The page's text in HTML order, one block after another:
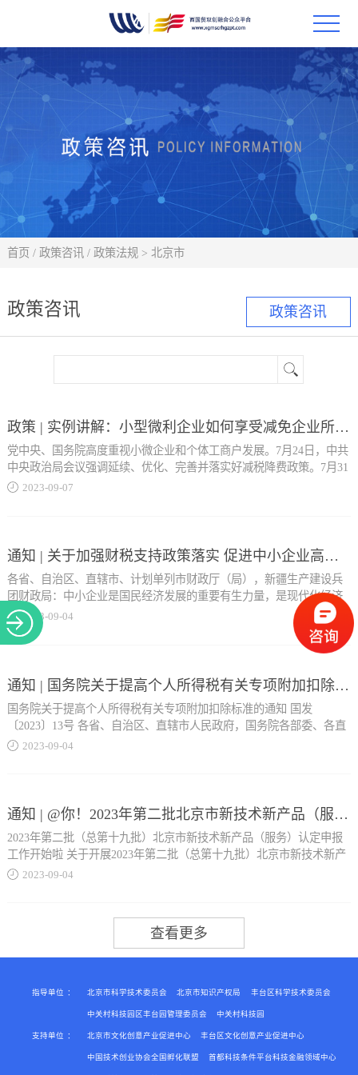
首页
政策
科技
项目
科技
创新
政策咨讯
首页 / 政策咨讯 / 政策法规> 北京市
政策咨讯
政策 | 实例讲解：小型微利企业如何享受减免企业所得税政策？
党中央、国务院高度重视小微企业和个体工商户发展。7月24日，中共
中央政治局会议强调延续、优化、完善并落实好减税降费政策。7月31
日，国务院常务会议对今明两年到期的阶段性政策作出后续安排。近
业和个体工商户发展税费优惠政策指引（1.0）》，供纳税人缴费人和
各地财税人员参考使用。 今天带你了解小型微利企业减免企业所得税
政策 享受主体 小型微利企业 优惠内容 对小型微利企业减按25%计算
应纳税所得额，...
按20%的税率缴纳企业所得税政策，延续执行至2027年12月31日。 享
度应纳税所得额不超过300万元、从业人数不超过300人、资产总额不
超过5000万元等三个条件的企业。 从业人数，包括与企业建立劳
动关系的职工人数和企业接受的劳务派遣用工人数。所称从业人数和
下：季度平均值＝（季初值＋季末值）÷2全年季度平均值＝全年各季
2023-09-07
通知 | 关于加强财税支持政策落实 促进中小企业高质量发展的通知
各省、自治区、直辖市、计划单列市财政厅（局），新疆生产建设兵
团财政局：中小企业是国民经济发展的重要有生力量，是现代化经济
体系中不可或缺的组成部分。一段时期以来，根据党中央、国务院的
决策部署，出台了一系列支持中小企业的财税政策。今年以来，国际
经济形势错综复杂，国内经济恢复基础仍不稳固。各地区要加大工作
企业高质量发展提供有力保障。现就有关事项通知如下：一、落实落
细减税降费政策减轻小微企业税费负担（一）及时足额兑现减税降费
政策。在认真落实普惠性减税降费政策的基础上，全面落实对小微企
业的精准税费优惠政策，不...
决防止征收过头税费。各地区要依法依规组织财政收入，及时公布政
府性基金和行政事业性收费目录，主动接受社会监督，在目录以外不
得擅自增加收费项目、扩大征收范围、提高征收标准。要加强涉企收
乱摊派。密切关注财政收入征收工作开展情况，对违法违规行为保持
问责一起。 二、强化财政金融政策协同保障中小企业融资需求（一）
落实创业担保贷款贴息政策。对符合条件的小微企业和城镇登记失业
人员、就业困难人员、返...
2023-09-04
通知 | 国务院关于提高个人所得税有关专项附加扣除标准的通知
国务院关于提高个人所得税有关专项附加扣除标准的通知 国发
〔2023〕13号 各省、自治区、直辖市人民政府，国务院各部委、各直
属机构： 为进一步减轻家庭生育养育和赡养老人的支出负担，依据
每月1000元提高到2000元。 二、子女教育专项附加扣除标准，由每个
子女每月1000元提高到2000元。 三、赡养老人专项附加扣除标准，由
每月2000元提高到3000元。其中，独生子女按照每月3000元的标准定
额扣除；非独生子女与...
1500元。 四、3岁以下婴幼儿照护、子女教育、赡养老人专项附加扣
除涉及的其他事项，按照《个人所得税专项附加扣除暂行办法》有关
规定执行。 五、上述调整后的扣除标准自2023年1月1日起实施。 国务
2023-09-04
通知 | @你！2023年第二批北京市新技术新产品（服务）认定申报工作开始啦
2023年第二批（总第十九批）北京市新技术新产品（服务）认定申报
工作开始啦 关于开展2023年第二批（总第十九批）北京市新技术新产
品（服务）认定申报工作的通知 各有关单位： 按照《北京市新技术新
现就有关事项通知如下： 01申报范围 在京的企业、高校院所、新型研
发机构和社会组织所取得的技术先进、产权明晰、质量可靠、市场前
景广阔的新技术、新产品、新服务均可申请北京市新技术新产品新服
位需登录...
北京市新技术新产品（服务）认定工作网
（fwy.kw.beijing.gov.cn/bjzzcx）在线注册企业信息、上传申报单位依
2023-09-04
指导单位 ： 北京市科学技术委员会 北京市知识产权局 丰台区科学技术委员会
中关村科技园区丰台园管理委员会 中关村科技园
支持单位 ： 北京市文化创意产业促进中心 丰台区文化创意产业促进中心
中国技术创业协会全国孵化联盟 首都科技条件平台科技金融领域中心